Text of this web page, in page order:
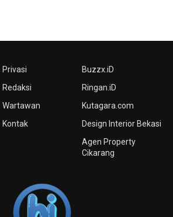
Privasi
Redaksi
Wartawan
Kontak
Buzzx.iD
Ringan.iD
Kutagara.com
Design Interior Bekasi
Agen Property
Cikarang